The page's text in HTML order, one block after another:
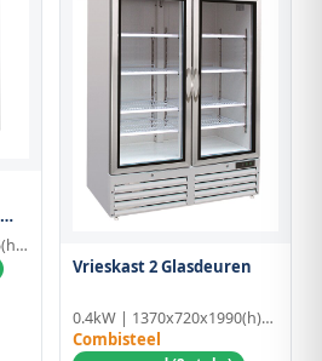
1.11kW | 1540x820x2025(h)mm | GN 2/1
Vrieskast 2 Glasdeuren
0.4kW | 1370x720x1990(h)mm | Aluminium
Combisteel